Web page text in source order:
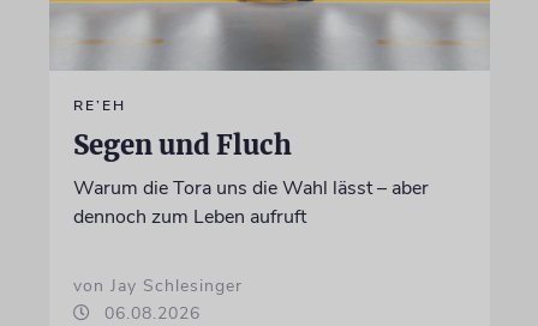
RE’EH
Segen und Fluch
Warum die Tora uns die Wahl lässt – aber
dennoch zum Leben aufruft
von Jay Schlesinger
06.08.2026